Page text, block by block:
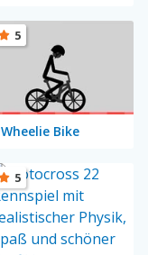
Wheelie Bike
5
5